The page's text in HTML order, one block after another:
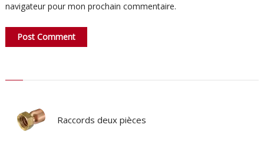
navigateur pour mon prochain commentaire.
Raccords deux pièces